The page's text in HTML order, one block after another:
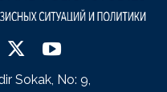
Sokak, No: 9,